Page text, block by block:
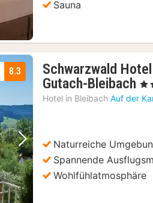
Sauna
Nächstes Bild
8.3
Schwarzwald
Gutach-Bleibach 1
€
, 4
Hotel in Bleibach Auf der
Naturreiche
Spannende
Wohlfühlatmosphäre